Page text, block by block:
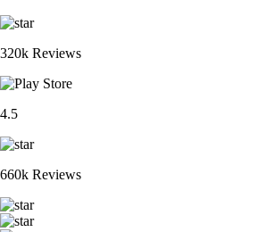
320k Reviews
4.5
660k Reviews